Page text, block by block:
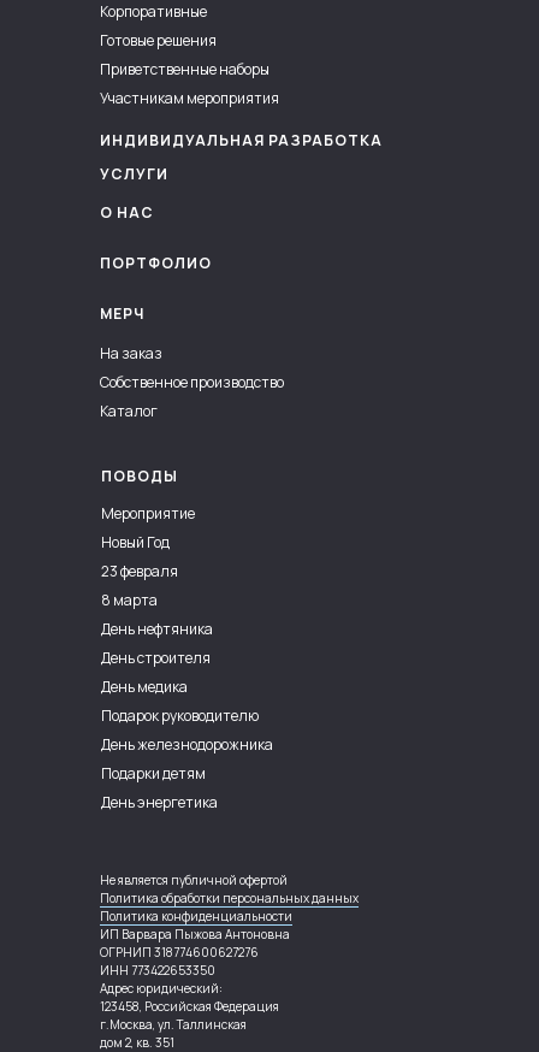
УСЛУГИ
ПОРТФОЛИО
О НАС
ИНДИВИДУАЛЬНАЯ РАЗРАБОТКА
Корпоративные
Готовые решения
Приветственные наборы
Участникам мероприятия
МЕРЧ
На заказ
Собственное производство
Каталог
ПОВОДЫ
Мероприятие
Новый Год
23 февраля
8 марта
День нефтяника
День строителя
День медика
Подарок руководителю
День железнодорожника
Подарки детям
День энергетика
Не является публичной офертой
Политика обработки персональных данных
Политика конфиденциальности
ИП Варвара Пыжова Антоновна
ОГРНИП 318774600627276
ИНН 773422653350
Адрес юридический:
123458, Российская Федерация
г.Москва, ул. Таллинская
дом 2, кв. 351